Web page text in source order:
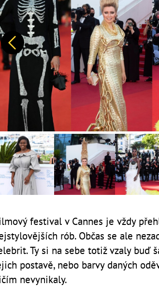
Předchozí
festival v Cannes je vždy
rób. Občas se ale
Ty si na sebe totiž vzaly buď
postavě, nebo barvy daných
nevynikaly.